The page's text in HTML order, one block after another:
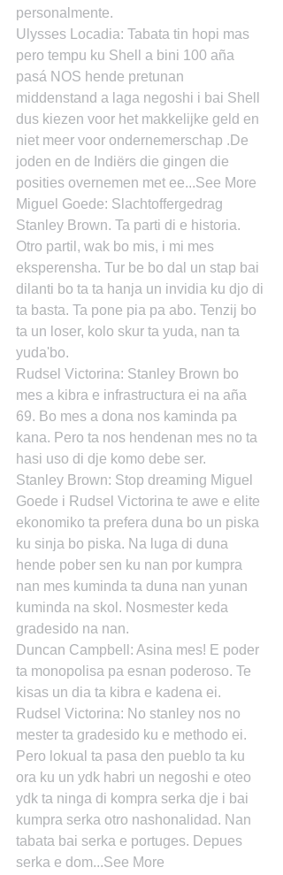
personalmente.
Ulysses Locadia: Tabata tin hopi mas
pero tempu ku Shell a bini 100 aña
pasá NOS hende pretunan
middenstand a laga negoshi i bai Shell
dus kiezen voor het makkelijke geld en
niet meer voor ondernemerschap .De
joden en de Indiërs die gingen die
posities overnemen met ee...See More
Miguel Goede: Slachtoffergedrag
Stanley Brown. Ta parti di e historia.
Otro partil, wak bo mis, i mi mes
eksperensha. Tur be bo dal un stap bai
dilanti bo ta ta hanja un invidia ku djo di
ta basta. Ta pone pia pa abo. Tenzij bo
ta un loser, kolo skur ta yuda, nan ta
yuda'bo.
Rudsel Victorina: Stanley Brown bo
mes a kibra e infrastructura ei na aña
69. Bo mes a dona nos kaminda pa
kana. Pero ta nos hendenan mes no ta
hasi uso di dje komo debe ser.
Stanley Brown: Stop dreaming Miguel
Goede i Rudsel Victorina te awe e elite
ekonomiko ta prefera duna bo un piska
ku sinja bo piska. Na luga di duna
hende pober sen ku nan por kumpra
nan mes kuminda ta duna nan yunan
kuminda na skol. Nosmester keda
gradesido na nan.
Duncan Campbell: Asina mes! E poder
ta monopolisa pa esnan poderoso. Te
kisas un dia ta kibra e kadena ei.
Rudsel Victorina: No stanley nos no
mester ta gradesido ku e methodo ei.
Pero lokual ta pasa den pueblo ta ku
ora ku un ydk habri un negoshi e oteo
ydk ta ninga di kompra serka dje i bai
kumpra serka otro nashonalidad. Nan
tabata bai serka e portuges. Depues
serka e dom...See More